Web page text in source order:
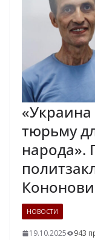
тюрьму
народа».
НОВОСТИ
19.10.2025 943